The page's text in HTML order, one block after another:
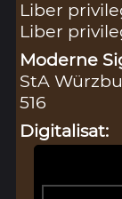
Liber
Liber
Moderne
StA
516
Digitalisat: